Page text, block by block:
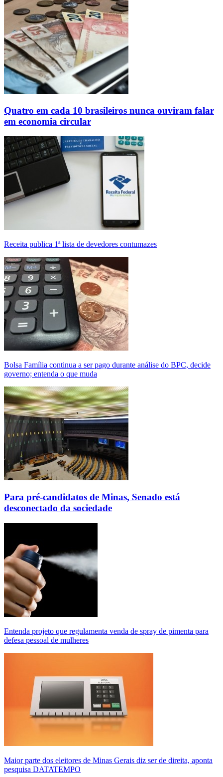
Quatro em cada 10 brasileiros nunca ouviram falar
em economia circular
Receita publica 1ª lista de devedores contumazes
Bolsa Família continua a ser pago durante análise do BPC, decide
governo; entenda o que muda
Para pré-candidatos de Minas, Senado está
desconectado da sociedade
Entenda projeto que regulamenta venda de spray de pimenta para
defesa pessoal de mulheres
Maior parte dos eleitores de Minas Gerais diz ser de direita, aponta
pesquisa DATATEMPO